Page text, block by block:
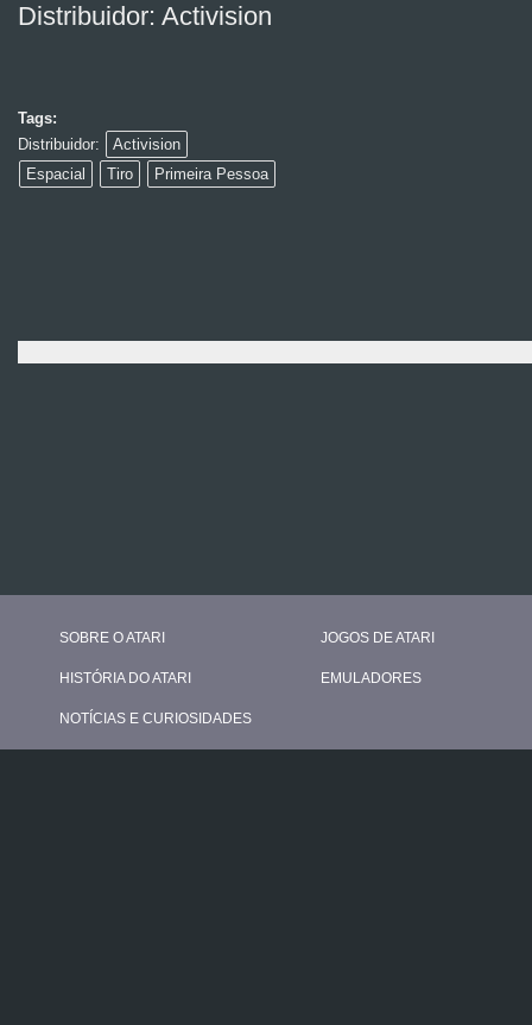
Distribuidor: Activision
Tags:
Distribuidor:
Activision
Espacial
Tiro Primeira Pessoa
SOBRE O ATARI
HISTÓRIA DO ATARI
NOTÍCIAS E CURIOSIDADES
JOGOS DE ATARI
EMULADORES